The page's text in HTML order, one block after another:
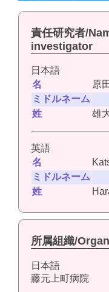
責任研究者/
investigator
日本語
名
原田
ミドルネーム
姓
雄
英語
名
ミドルネーム
姓
所属組織/
日本語
藤元上町病院